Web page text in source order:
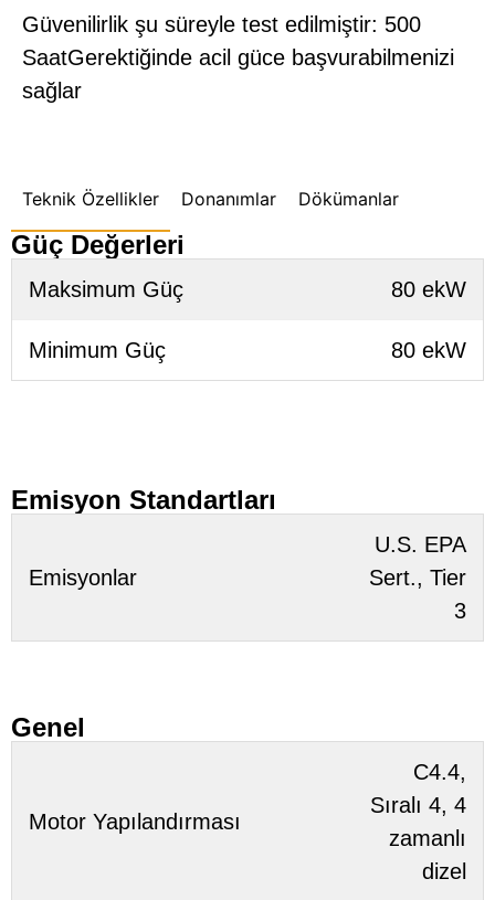
Güvenilirlik şu süreyle test edilmiştir: 500
SaatGerektiğinde acil güce başvurabilmenizi
sağlar
Teknik Özellikler Donanımlar Dökümanlar
Güç Değerleri
Maksimum Güç 80 ekW
Minimum Güç 80 ekW
Emisyon Standartları
Emisyonlar
U.S. EPA
Sert., Tier
3
Genel
Motor Yapılandırması
C4.4,
Sıralı 4, 4
zamanlı
dizel